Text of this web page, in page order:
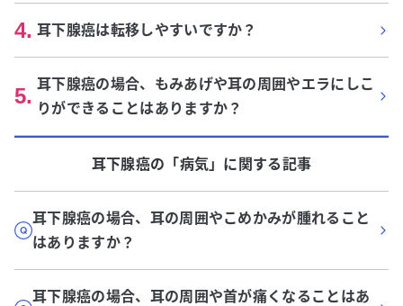
4. 耳下腺癌は転移しやすいですか？
5. 耳下腺癌の場合、もみあげや耳の周囲やエラにしこ
りができることはありますか？
耳下腺癌の「病気」に関する記事
耳下腺癌の場合、耳の周囲やこめかみが腫れること
はありますか？
耳下腺癌の場合、耳の周囲や首が痛くなることはあ